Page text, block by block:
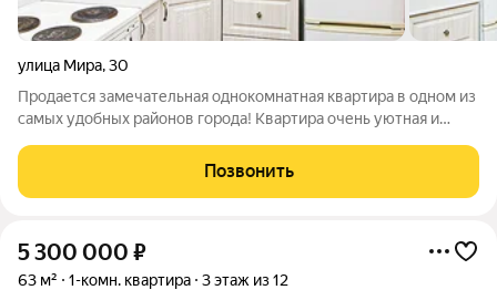
улица Мира,30
Продается замечательная однокомнатная квартира в одном из
самых удобных районов города! Квартира очень уютная и
современная техника и хороший ремонт: заменена электро-
проводка, установлена
Позвонить
5 300 000 ₽
63 м² 1-комн. квартира 3 этаж из 12